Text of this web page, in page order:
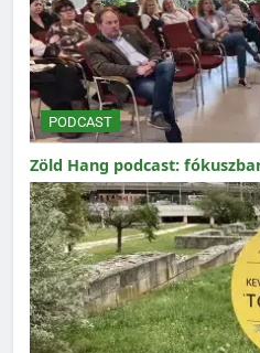
PODCAST
Zöld Hang podcast: